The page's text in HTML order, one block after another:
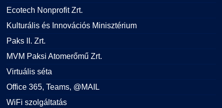
Ecotech Nonprofit Zrt.
Kulturális és Innovációs Minisztérium
Paks II. Zrt.
MVM Paksi Atomerőmű Zrt.
Virtuális séta
Office 365, Teams, @MAIL
WiFi szolgáltatás